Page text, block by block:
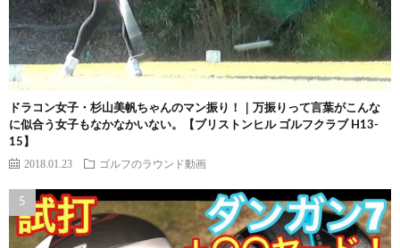
ドラコン女子・杉山美帆ちゃんのマン振り！｜万振りって言葉がこんな
に似合う女子もなかなかいない。【ブリストンヒル ゴルフクラブ H13-
15】
2018.01.23 ゴルフのラウンド動画